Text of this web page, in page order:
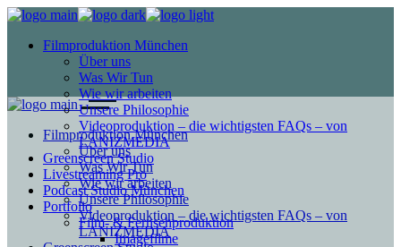
Filmproduktion München
Über uns
Was Wir Tun
Wie wir arbeiten
Unsere Philosophie
Videoproduktion – die wichtigsten FAQs – von
LANIZMEDIA
Greenscreen Studio
Livestreaming Pro
Podcast Studio München
Portfolio
Film- & Fernsehproduktion
Imagefilme
Filmproduktion München
Über uns
Was Wir Tun
Wie wir arbeiten
Unsere Philosophie
Videoproduktion – die wichtigsten FAQs – von
LANIZMEDIA